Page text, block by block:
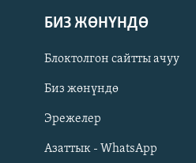
Русский
ОНЛАЙН ШЕРИНЕ
БИЗ ЖӨНҮНДӨ
Блоктолгон сайтты ачуу
Биз жөнүндө
Эрежелер
Азаттык - WhatsApp